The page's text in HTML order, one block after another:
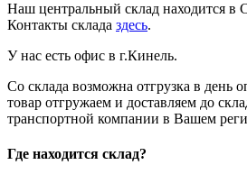
Наш центральный склад находится в
Контакты склада здесь.
У нас есть офис в г.Кинель.
Со склада возможна отгрузка в день
товар отгружаем и доставляем до
транспортной компании в Вашем
Где находится склад?